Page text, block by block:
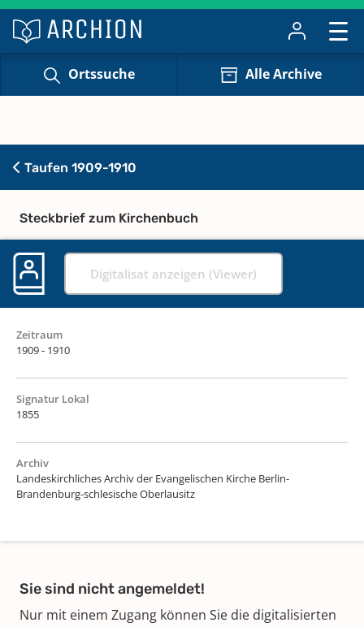
Ortssuche Alle Archive
Taufen 1909-1910
Steckbrief zum Kirchenbuch
Digitalisat anzeigen (Viewer)
Zeitraum
1909 - 1910
Signatur Lokal
1855
Archiv
Landeskirchliches Archiv der Evangelischen Kirche Berlin-
Brandenburg-schlesische Oberlausitz
Sie sind nicht angemeldet!
Nur mit einem Zugang können Sie die digitalisierten